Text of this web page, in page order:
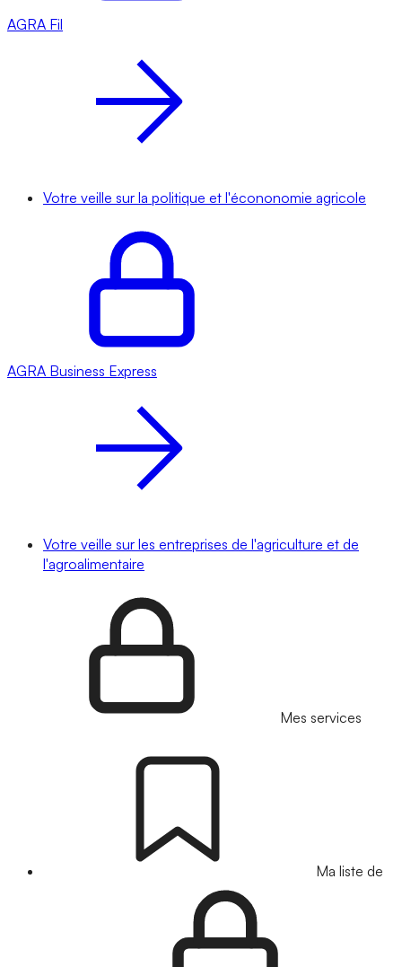
AGRA Fil
Votre veille sur la politique et l'écononomie agricole
AGRA Business Express
Votre veille sur les entreprises de l'agriculture et de
l'agroalimentaire
Mes services
Ma liste de